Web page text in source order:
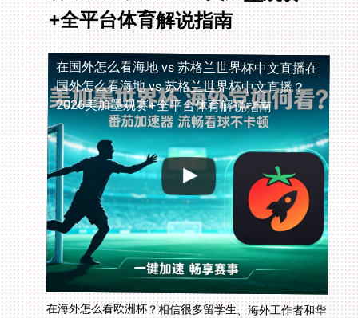
+全平台体育解说指南
在国外怎么看海地 vs 苏格兰世界杯中文直播在
国外怎么看海地 vs 苏格兰世界杯中文直播？
2026美加墨观赛+全平台体育解说指南
在海外怎么看欧洲杯？相信很多留学生、海外工作者和华
人都有过这样的困扰：打开国内的体育直播平台，想看重
播的欧洲杯经典赛事，或者实时追世界杯预选赛海地 vs